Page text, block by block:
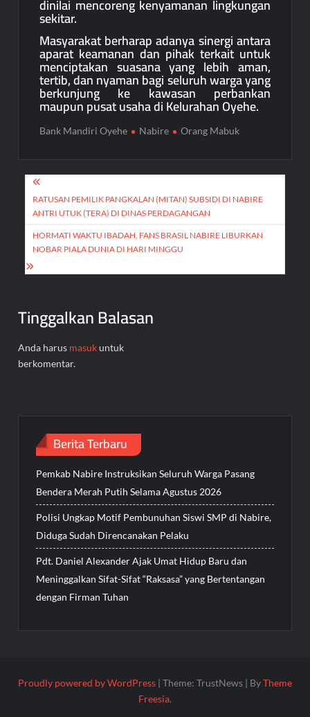
dinilai mencoreng kenyamanan lingkungan
sekitar.
Masyarakat berharap adanya sinergi antara
aparat keamanan dan pihak terkait untuk
menciptakan suasana yang lebih aman,
tertib, dan nyaman bagi seluruh warga yang
berkunjung ke kawasan perbankan
maupun pusat usaha di Kelurahan Oyehe.
Bank Mandiri Oyehe Nabire Orang Mabuk
Navigasi
pos
RATUSAN PEMILIK PANGKALAN (MITAN) SUBSIDI DI NABIRE
ANTRI UTUK (TERA) DI DINAS PERDAGANGAN
HORMATI WAKTU IBADAH, FANS BRASIL NABIRE LIBURKAN
NOBAR PIALA DUNIA DI HARI MINGGU
Tinggalkan Balasan
Anda harus masukuntuk
berkomentar.
Berita Terbaru
Pemkab Nabire Instruksikan Seluruh Warga Pasang
Bendera Merah Putih Selama Agustus 2026
Polisi Ungkap Motif Pembunuhan Siswi SMP di Nabire,
Diduga Sudah Direncanakan Pelaku
Pdt. Daniel Alexander Ajak Umat Hidup Baru dan
Meninggalkan Sifat-Sifat “Raksasa” yang Bertentangan
dengan Firman Tuhan
Proudly powered by WordPress | Theme: TrustNews | ByTheme
Freesia.